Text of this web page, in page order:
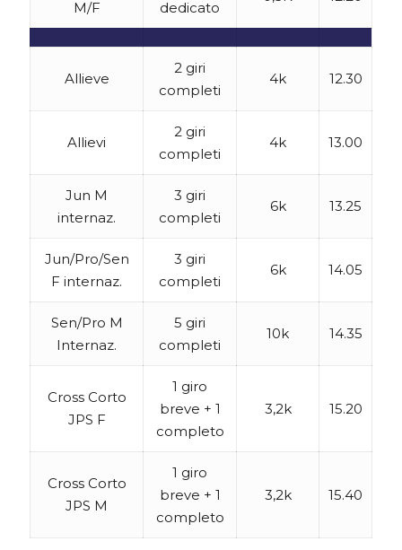
M/F dedicato
Allieve
2 giri
completi
4k 12.30
Allievi
2 giri
completi
4k 13.00
Jun M
internaz.
3 giri
completi
6k 13.25
Jun/Pro/Sen
F internaz.
3 giri
completi
6k 14.05
Sen/Pro M
Internaz.
5 giri
completi
10k 14.35
Cross Corto
JPS F
1 giro
breve + 1
completo
3,2k 15.20
Cross Corto
JPS M
1 giro
breve + 1
completo
3,2k 15.40